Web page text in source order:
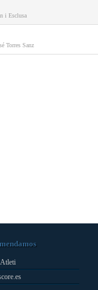
i Esclusa
Torres Sanz